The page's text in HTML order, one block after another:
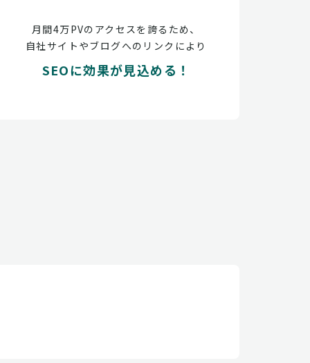
月間4万PVのアクセスを誇るため、
自社サイトやブログへのリンクにより
SEOに効果が見込める！